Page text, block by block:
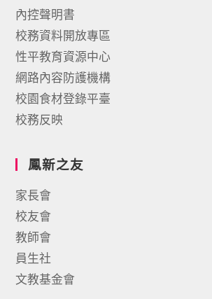
內控聲明書
校務資料開放專區
性平教育資源中心
網路內容防護機構
校園食材登錄平臺
校務反映
鳳新之友
家長會
校友會
教師會
員生社
文教基金會